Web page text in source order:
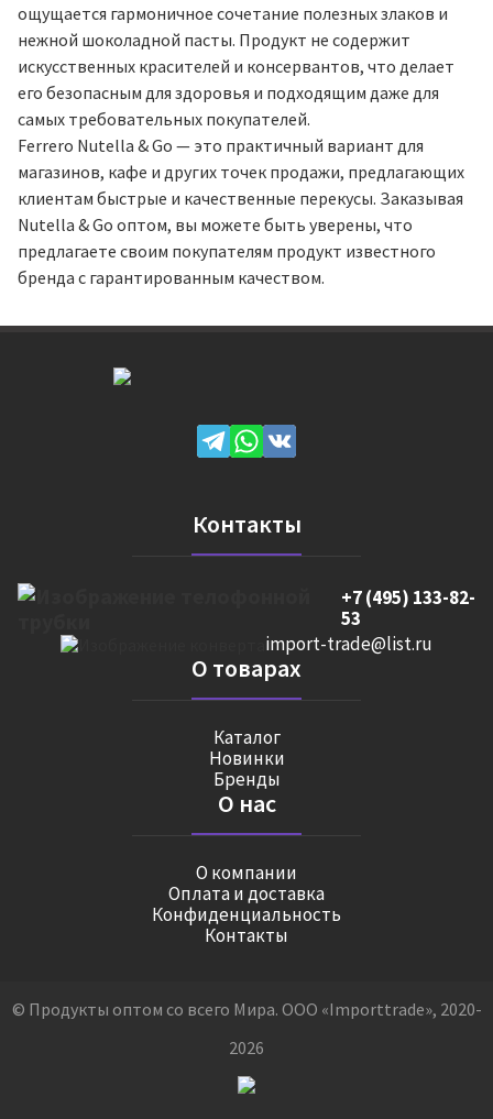
ощущается гармоничное сочетание полезных злаков и
нежной шоколадной пасты. Продукт не содержит
искусственных красителей и консервантов, что делает
его безопасным для здоровья и подходящим даже для
самых требовательных покупателей.
Ferrero Nutella & Go — это практичный вариант для
магазинов, кафе и других точек продажи, предлагающих
клиентам быстрые и качественные перекусы. Заказывая
Nutella & Go оптом, вы можете быть уверены, что
предлагаете своим покупателям продукт известного
бренда с гарантированным качеством.
Контакты
+7 (495) 133-82-
53
import-trade@list.ru
О товарах
Каталог
Новинки
Бренды
О нас
О компании
Оплата и доставка
Конфиденциальность
Контакты
© Продукты оптом со всего Мира. ООО «Importtrade», 2020-
2026